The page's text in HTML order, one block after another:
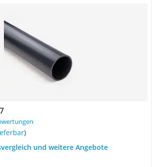
)
und weitere Angebote